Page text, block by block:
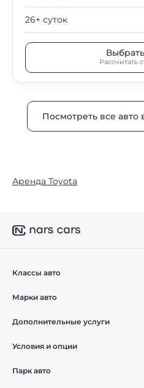
26+ суток
Рассчитать
Посмотреть все
Аренда Toyota
Классы авто
Марки авто
Дополнительные услуги
Условия и опции
Парк авто